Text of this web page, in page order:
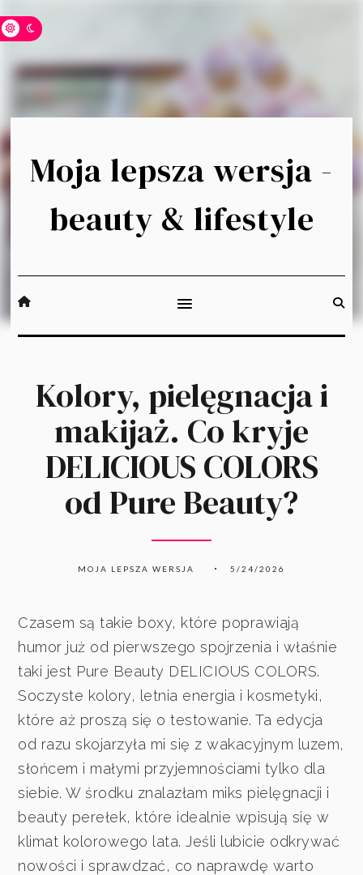
Moja lepsza wersja -
beauty & lifestyle
Kolory, pielęgnacja i
makijaż. Co kryje
DELICIOUS COLORS
od Pure Beauty?
MOJA LEPSZA WERSJA 5/24/2026
Czasem są takie boxy, które poprawiają
humor już od pierwszego spojrzenia i właśnie
taki jest Pure Beauty DELICIOUS COLORS.
Soczyste kolory, letnia energia i kosmetyki,
które aż proszą się o testowanie. Ta edycja
od razu skojarzyła mi się z wakacyjnym luzem,
słońcem i małymi przyjemnościami tylko dla
siebie. W środku znalazłam miks pielęgnacji i
beauty perełek, które idealnie wpisują się w
klimat kolorowego lata. Jeśli lubicie odkrywać
nowości i sprawdzać, co naprawdę warto